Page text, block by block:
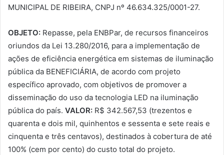
MUNICIPAL DE RIBEIRA, CNPJ nº 46.634.325/0001-27.
OBJETO: Repasse, pela ENBPar, de recursos financeiros
oriundos da Lei 13.280/2016, para a implementação de
ações de eficiência energética em sistemas de iluminação
pública da BENEFICIÁRIA, de acordo com projeto
específico aprovado, com objetivos de promover a
disseminação do uso da tecnologia LED na iluminação
pública do país. VALOR: R$ 342.567,53 (trezentos e
quarenta e dois mil, quinhentos e sessenta e sete reais e
cinquenta e três centavos), destinados à cobertura de até
100% (cem por cento) do custo total do projeto.